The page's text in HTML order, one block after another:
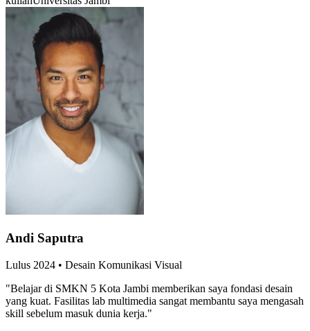
Andi Saputra
Lulus 2024 • Desain Komunikasi Visual
"Belajar di SMKN 5 Kota Jambi memberikan saya fondasi desain
yang kuat. Fasilitas lab multimedia sangat membantu saya mengasah
skill sebelum masuk dunia kerja."